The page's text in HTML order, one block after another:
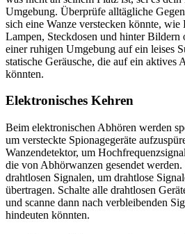
Umgebung. Überprüfe alltägliche
sich eine Wanze verstecken könnte, wie
Lampen, Steckdosen und hinter Bildern
einer ruhigen Umgebung auf ein leises
statische Geräusche, die auf ein aktives
könnten.
Elektronisches Kehren
Beim elektronischen Abhören werden
um versteckte Spionagegeräte
Wanzendetektor, um
die von Abhörwanzen gesendet werden.
drahtlosen Signalen, um drahtlose
übertragen. Schalte alle drahtlosen
und scanne dann nach verbleibenden
hindeuten könnten.